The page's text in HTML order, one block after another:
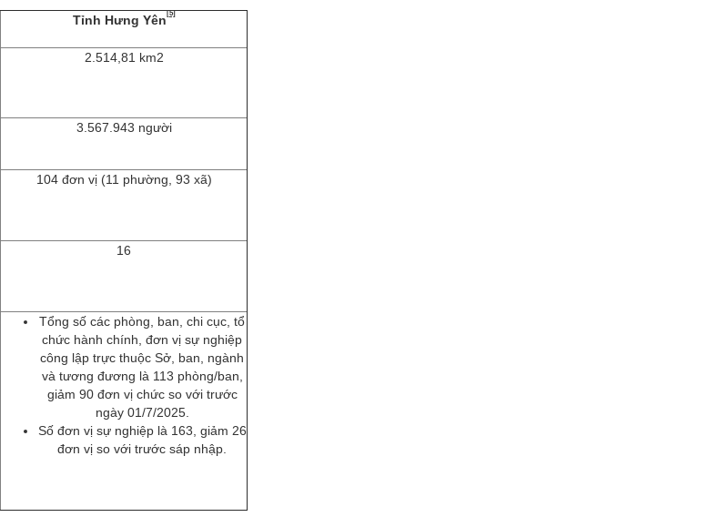
Tỉnh Hưng Yên[5]
2.514,81 km2
3.567.943 người
104 đơn vị (11 phường, 93 xã)
16
Tổng số các phòng, ban, chi cục, tổ
chức hành chính, đơn vị sự nghiệp
công lập trực thuộc Sở, ban, ngành
và tương đương là 113 phòng/ban,
giảm 90 đơn vị chức so với trước
ngày 01/7/2025.
Số đơn vị sự nghiệp là 163, giảm 26
đơn vị so với trước sáp nhập.